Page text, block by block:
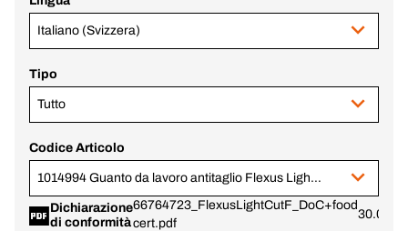
Italiano (Svizzera)
Tipo
Tutto
Codice Articolo
1014994 Guanto da lavoro antitaglio Flexus LightCut F taglia 11
Dichiarazione
di conformità
66764723_FlexusLightCutF_DoC+food
cert.pdf